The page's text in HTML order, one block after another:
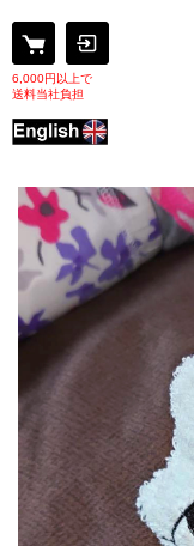
6,000円以上で
送料当社負担